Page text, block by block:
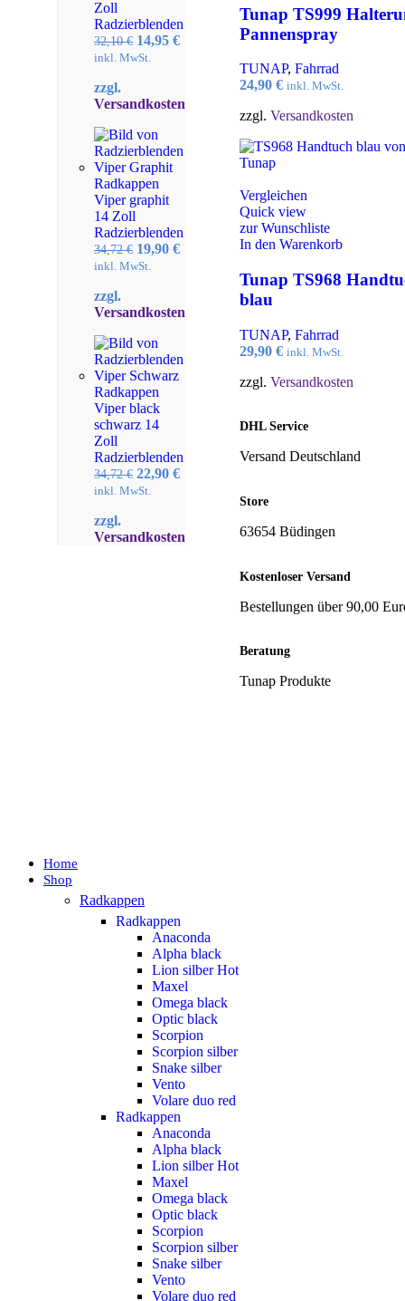
Zoll
Radzierblenden
32,10€ Ursprünglicher
Preis
14,95 €Aktueller
inkl. MwSt.
zzgl.
Versandkosten
Radkappen
Viper graphit
14 Zoll
Radzierblenden
34,72€ Ursprünglicher
Preis
19,90 €Aktueller
inkl. MwSt.
zzgl.
Versandkosten
Radkappen
Viper black
schwarz 14
Zoll
Radzierblenden
34,72€ Ursprünglicher
Preis
22,90 €Aktueller
inkl. MwSt.
zzgl.
Versandkosten
Tunap TS999
Pannenspray
TUNAP, Fahrrad
24,90 € inkl. MwSt.
zzgl. Versandkosten
Vergleichen
Quick view
zur Wunschliste
In den Warenkorb
Tunap TS968
blau
TUNAP, Fahrrad
29,90 € inkl. MwSt.
zzgl. Versandkosten
DHL Service
Versand Deutschland
Store
63654 Büdingen
Kostenloser Versand
Bestellungen über 90,00
Beratung
Tunap Produkte
Home
Shop
Radkappen
Radkappen
Anaconda
Alpha black
Lion silberHot
Maxel
Omega black
Optic black
Scorpion
Scorpion silber
Snake silber
Vento
Volare duo red
Radkappen
Anaconda
Alpha black
Lion silberHot
Maxel
Omega black
Optic black
Scorpion
Scorpion silber
Snake silber
Vento
Volare duo red